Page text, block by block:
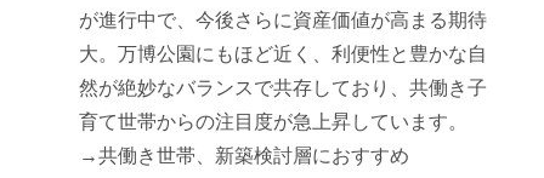
が進行中で、今後さらに資産価値が高まる期待
大。万博公園にもほど近く、利便性と豊かな自
然が絶妙なバランスで共存しており、共働き子
育て世帯からの注目度が急上昇しています。
→共働き世帯、新築検討層におすすめ